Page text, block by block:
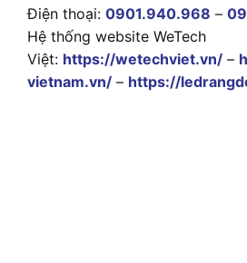
Điện thoại: 0901.940.968 –
Hệ thống website WeTech
Việt: https://wetechviet.vn/ –
vietnam.vn/ – https://